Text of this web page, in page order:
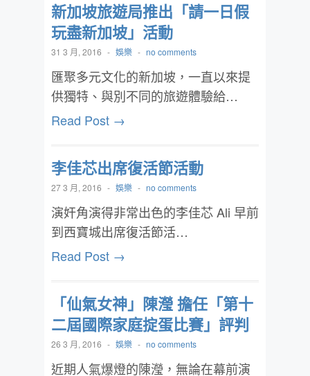
新加坡旅遊局推出「請一日假
玩盡新加坡」活動
31 3 月, 2016 - 娛樂 - no comments
匯聚多元文化的新加坡，一直以來提
供獨特、與別不同的旅遊體驗給…
Read Post →
李佳芯出席復活節活動
27 3 月, 2016 - 娛樂 - no comments
演奸角演得非常出色的李佳芯 Ali 早前
到西寶城出席復活節活…
Read Post →
「仙氣女神」陳瀅 擔任「第十
二屆國際家庭掟蛋比賽」評判
26 3 月, 2016 - 娛樂 - no comments
近期人氣爆燈的陳瀅，無論在幕前演